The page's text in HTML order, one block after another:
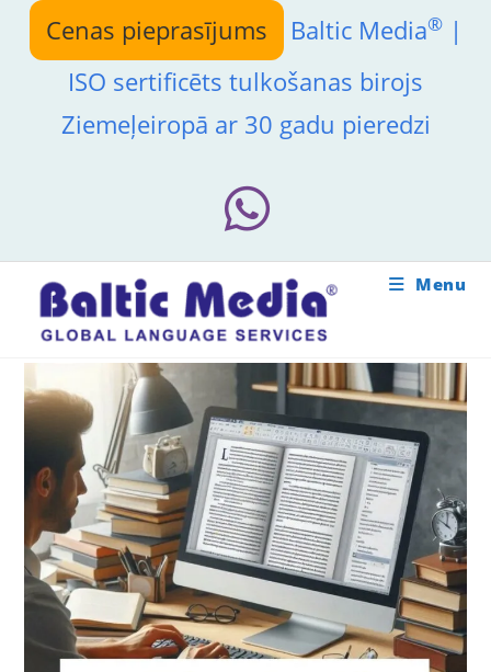
content
Cenas pieprasījums Baltic Media®|
ISO sertificēts tulkošanas birojs
Ziemeļeiropā ar 30 gadu pieredzi
Menu